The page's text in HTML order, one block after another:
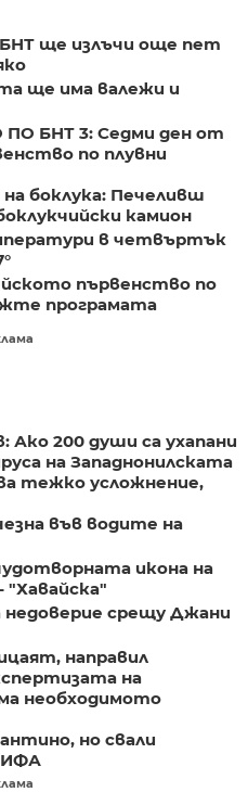
БНТ ще излъчи още пет
ще има валежи и
БНТ 3: Седми ден от
по плувни
боклука: Печеливш
камион
в четвъртък
първенство по
програмата
Ако 200 души са ухапани
на Западнонилската
тежко усложнение,
във водите на
икона на
"Хавайска"
срещу Джани
направил
на
необходимото
но свали